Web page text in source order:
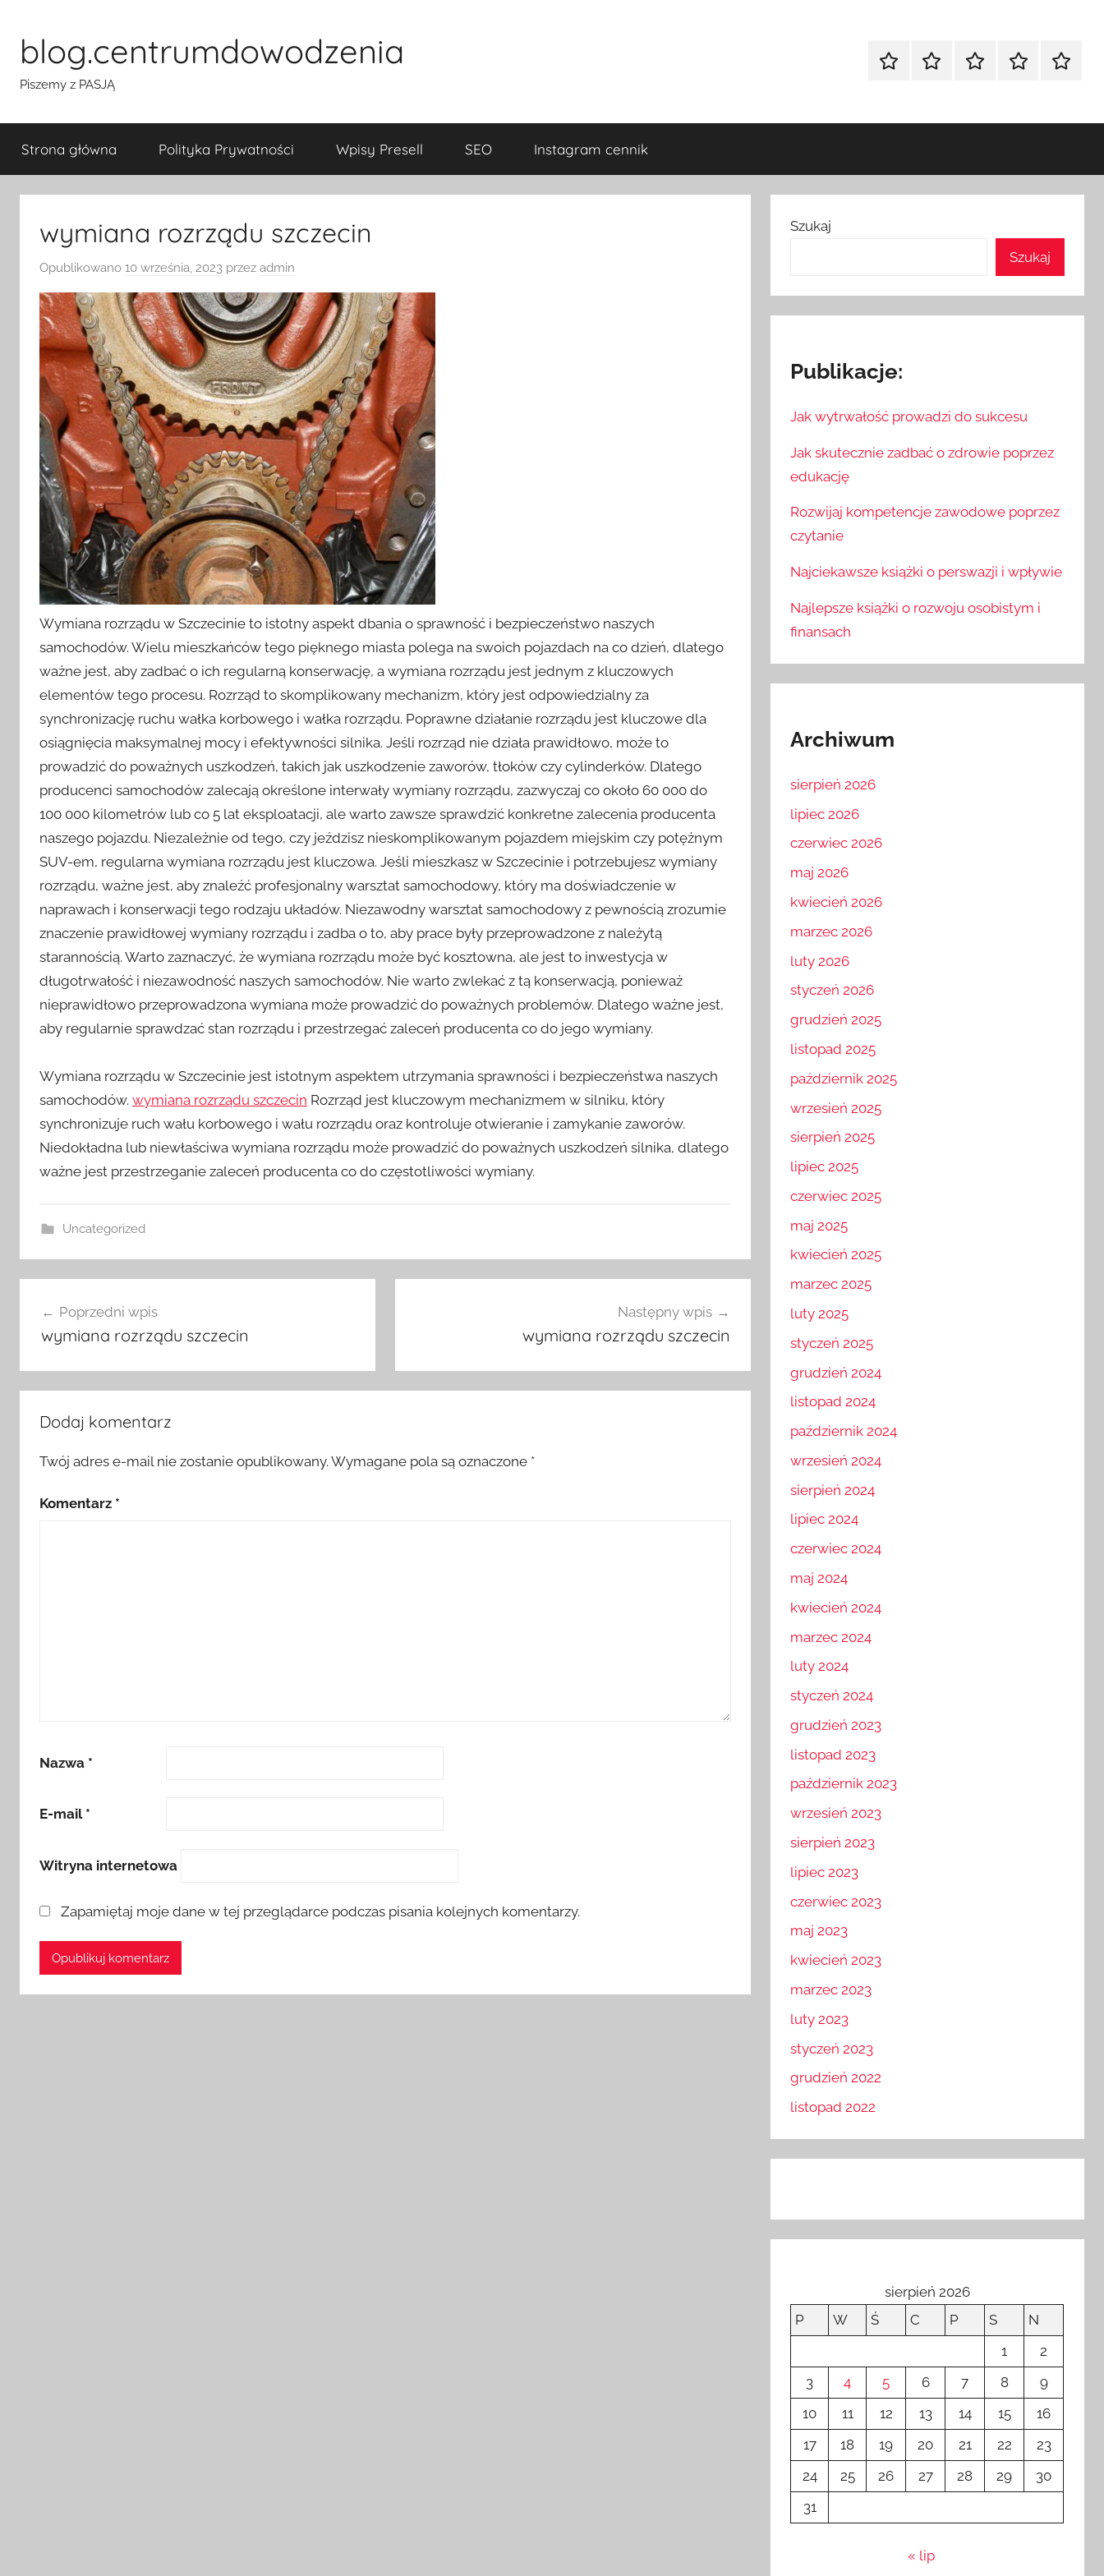
treściblog.centrumdowodzenia
Piszemy z PASJĄ
Strona
PolitykaWpisy
SEO
Strona główna Polityka Prywatności Wpisy Presell SEO Instagram cennik
wymiana rozrządu szczecin
Opublikowano 10 września, 2023 przez admin
Wymiana rozrządu w Szczecinie to istotny aspekt dbania o sprawność i bezpieczeństwo naszych
samochodów. Wielu mieszkańców tego pięknego miasta polega na swoich pojazdach na co dzień, dlatego
ważne jest, aby zadbać o ich regularną konserwację, a wymiana rozrządu jest jednym z kluczowych
elementów tego procesu. Rozrząd to skomplikowany mechanizm, który jest odpowiedzialny za
synchronizację ruchu wałka korbowego i wałka rozrządu. Poprawne działanie rozrządu jest kluczowe dla
osiągnięcia maksymalnej mocy i efektywności silnika. Jeśli rozrząd nie działa prawidłowo, może to
prowadzić do poważnych uszkodzeń, takich jak uszkodzenie zaworów, tłoków czy cylinderków. Dlatego
producenci samochodów zalecają określone interwały wymiany rozrządu, zazwyczaj co około 60 000 do
100 000 kilometrów lub co 5 lat eksploatacji, ale warto zawsze sprawdzić konkretne zalecenia producenta
naszego pojazdu. Niezależnie od tego, czy jeździsz nieskomplikowanym pojazdem miejskim czy potężnym
SUV-em, regularna wymiana rozrządu jest kluczowa. Jeśli mieszkasz w Szczecinie i potrzebujesz wymiany
rozrządu, ważne jest, aby znaleźć profesjonalny warsztat samochodowy, który ma doświadczenie w
naprawach i konserwacji tego rodzaju układów. Niezawodny warsztat samochodowy z pewnością zrozumie
znaczenie prawidłowej wymiany rozrządu i zadba o to, aby prace były przeprowadzone z należytą
starannością. Warto zaznaczyć, że wymiana rozrządu może być kosztowna, ale jest to inwestycja w
długotrwałość i niezawodność naszych samochodów. Nie warto zwlekać z tą konserwacją, ponieważ
nieprawidłowo przeprowadzona wymiana może prowadzić do poważnych problemów. Dlatego ważne jest,
aby regularnie sprawdzać stan rozrządu i przestrzegać zaleceń producenta co do jego wymiany.
Wymiana rozrządu w Szczecinie jest istotnym aspektem utrzymania sprawności i bezpieczeństwa naszych
samochodów. wymiana rozrządu szczecin Rozrząd jest kluczowym mechanizmem w silniku, który
synchronizuje ruch wału korbowego i wału rozrządu oraz kontroluje otwieranie i zamykanie zaworów.
Niedokładna lub niewłaściwa wymiana rozrządu może prowadzić do poważnych uszkodzeń silnika, dlatego
ważne jest przestrzeganie zaleceń producenta co do częstotliwości wymiany.
Uncategorized
wpisuPoprzedni wpis
wymiana rozrządu szczecin
Następny wpis
wymiana rozrządu szczecin
Dodaj komentarz
Twój adres e-mail nie zostanie opublikowany. Wymagane pola są oznaczone *
Komentarz *
Nazwa *
E-mail *
Witryna internetowa
Zapamiętaj moje dane w tej przeglądarce podczas pisania kolejnych komentarzy.
Szukaj
Szukaj
Publikacje:
Jak wytrwałość prowadzi do sukcesu
Jak skutecznie zadbać o zdrowie poprzez
edukację
Rozwijaj kompetencje zawodowe poprzez
czytanie
Najciekawsze książki o perswazji i wpływie
Najlepsze książki o rozwoju osobistym i
finansach
Archiwum
sierpień 2026
lipiec 2026
czerwiec 2026
maj 2026
kwiecień 2026
marzec 2026
luty 2026
styczeń 2026
grudzień 2025
listopad 2025
październik 2025
wrzesień 2025
sierpień 2025
lipiec 2025
czerwiec 2025
maj 2025
kwiecień 2025
marzec 2025
luty 2025
styczeń 2025
grudzień 2024
listopad 2024
październik 2024
wrzesień 2024
sierpień 2024
lipiec 2024
czerwiec 2024
maj 2024
kwiecień 2024
marzec 2024
luty 2024
styczeń 2024
grudzień 2023
listopad 2023
październik 2023
wrzesień 2023
sierpień 2023
lipiec 2023
czerwiec 2023
maj 2023
kwiecień 2023
marzec 2023
luty 2023
styczeń 2023
grudzień 2022
listopad 2022
sierpień 2026
P
W Ś C P S
N
1
2
3
4 5 6 7 8
9
10
11 12 13 14 15
16
17
18 19 20 21 22
23
24
25 26 27 28 29
30
31
« lip